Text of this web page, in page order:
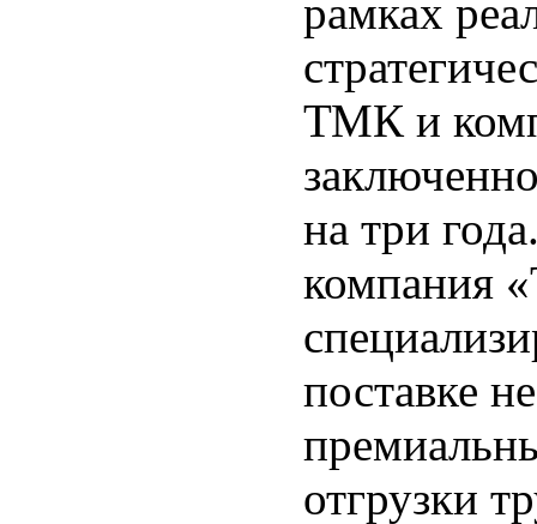
рамках
ТМК и
на три
компания
поставке
отгрузки